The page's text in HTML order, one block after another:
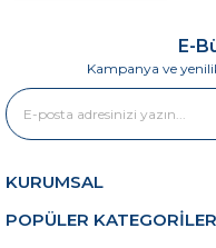
E-
Kampanya ve
KURUMSAL
POPÜLER KATEGORİLER